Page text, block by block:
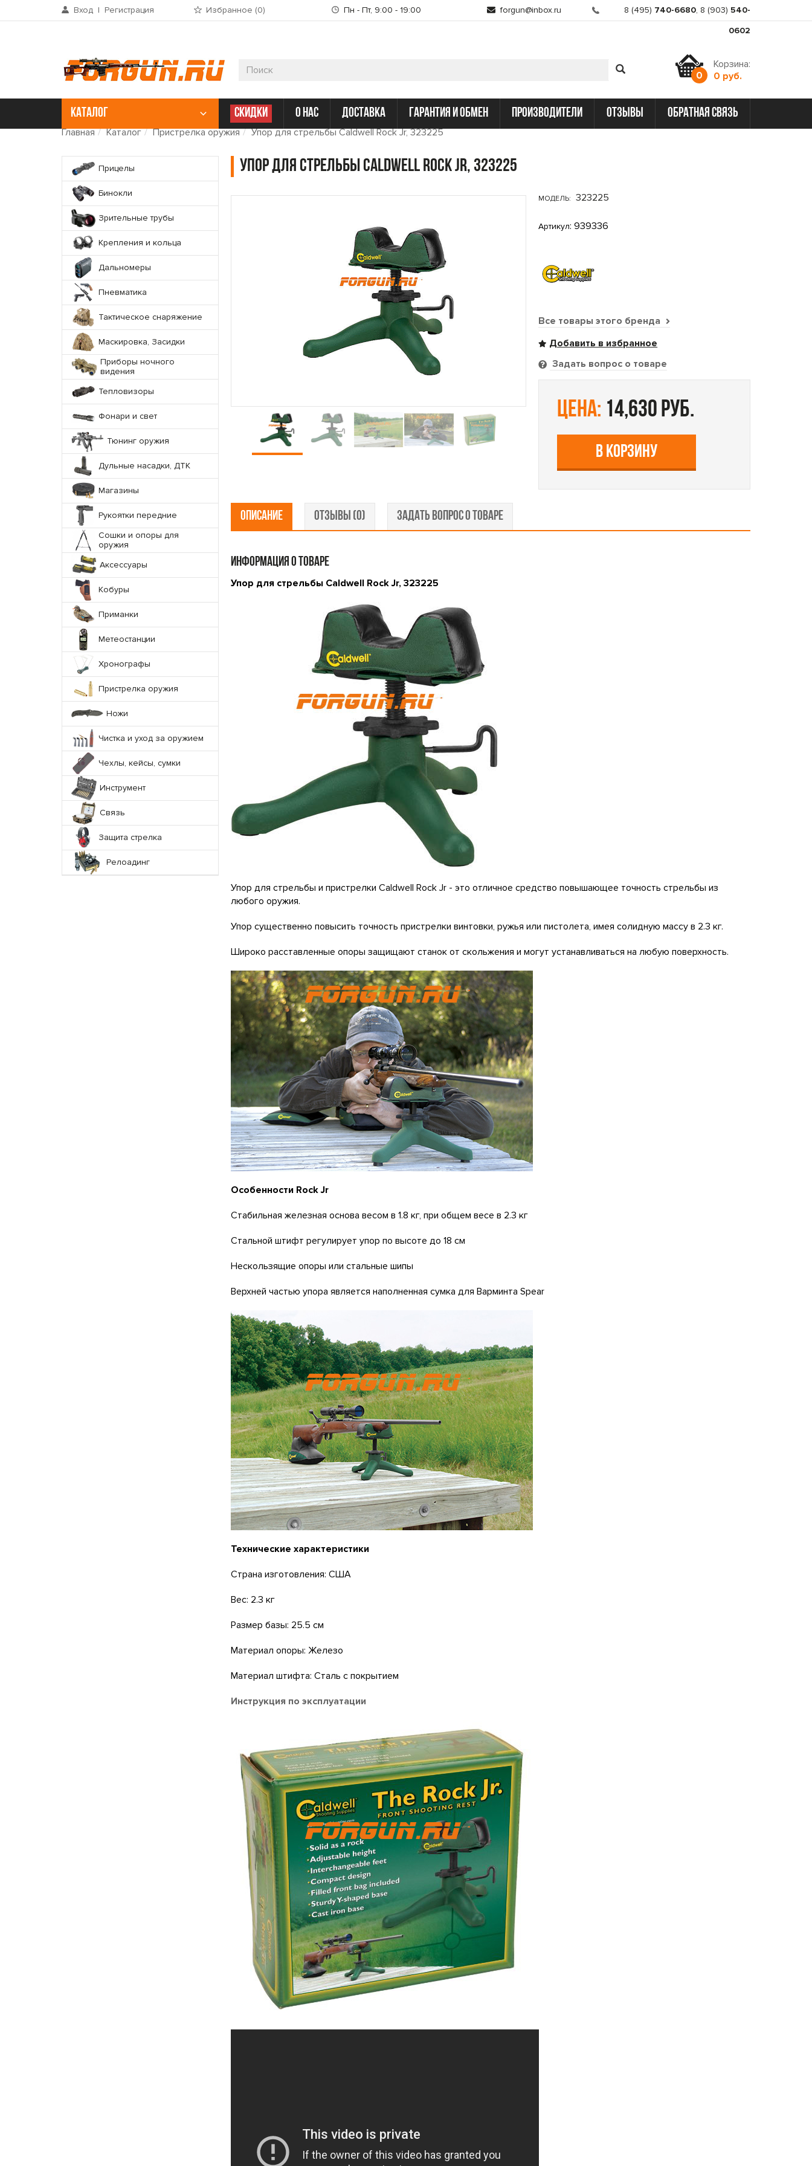
Вход | Регистрация Избранное (0) Пн - Пт, 9:00 - 19:00 forgun@inbox.ru 8 (495) 740-6680, 8 (903) 540-
0602
0
Корзина:
0 руб.
КАТАЛОГ СКИДКИ о нас доставка гарантия и обмен производители отзывы обратная связь
Главная Каталог Пристрелка оружия Упор для стрельбы Caldwell Rock Jr, 323225
Прицелы
Бинокли
Зрительные трубы
Крепления и кольца
Дальномеры
Пневматика
Тактическое снаряжение
Маскировка, Засидки
Приборы ночного
видения
Тепловизоры
Фонари и свет
Тюнинг оружия
Дульные насадки, ДТК
Магазины
Рукоятки передние
Сошки и опоры для
оружия
Аксессуары
Кобуры
Приманки
Метеостанции
Хронографы
Пристрелка оружия
Ножи
Чистка и уход за оружием
Чехлы, кейсы, сумки
Инструмент
Связь
Защита стрелка
Релоадинг
Упор для стрельбы Caldwell Rock Jr, 323225
МОДЕЛЬ: 323225
Артикул: 939336
Все товары этого бренда
Задать вопрос о товаре
цена: 14,630 руб.
В КОРЗИНУ
ОПИСАНИЕ ОТЗЫВЫ (0) ЗАДАТЬ ВОПРОС О ТОВАРЕ
ИНФОРМАЦИЯ О ТОВАРЕ
Упор для стрельбы Caldwell Rock Jr, 323225
Упор для стрельбы и пристрелки Caldwell Rock Jr - это отличное средство повышающее точность стрельбы из
любого оружия.
Упор существенно повысить точность пристрелки винтовки, ружья или пистолета, имея солидную массу в 2.3 кг.
Широко расставленные опоры защищают станок от скольжения и могут устанавливаться на любую поверхность.
Особенности Rock Jr
Стабильная железная основа весом в 1.8 кг, при общем весе в 2.3 кг
Стальной штифт регулирует упор по высоте до 18 см
Нескользящие опоры или стальные шипы
Верхней частью упора является наполненная сумка для Варминта Spear
Технические характеристики
Страна изготовления: США
Вес: 2.3 кг
Размер базы: 25.5 см
Материал опоры: Железо
Материал штифта: Сталь с покрытием
Инструкция по эксплуатации